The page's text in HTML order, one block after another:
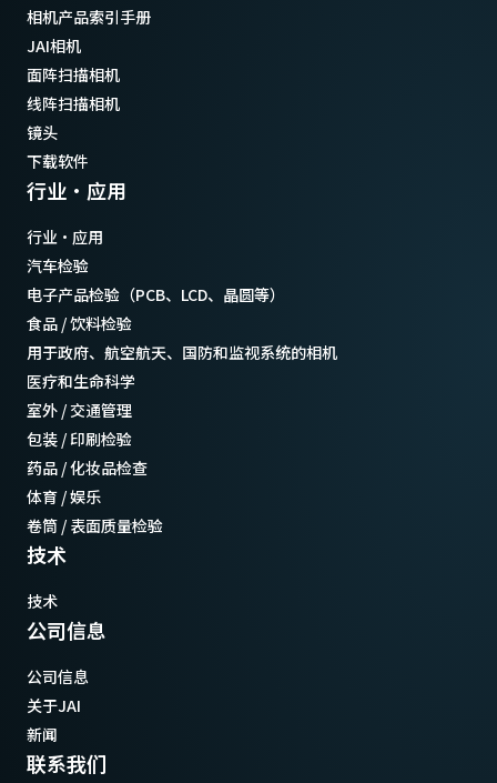
相机产品索引手册
JAI相机
面阵扫描相机
线阵扫描相机
镜头
下载软件
行业·应用
行业·应用
汽车检验
电子产品检验（PCB、LCD、晶圆等）
食品 / 饮料检验
用于政府、航空航天、国防和监视系统的相机
医疗和生命科学
室外 / 交通管理
包装 / 印刷检验
药品 / 化妆品检查
体育 / 娱乐
卷筒 / 表面质量检验
技术
技术
公司信息
公司信息
关于JAI
新闻
联系我们